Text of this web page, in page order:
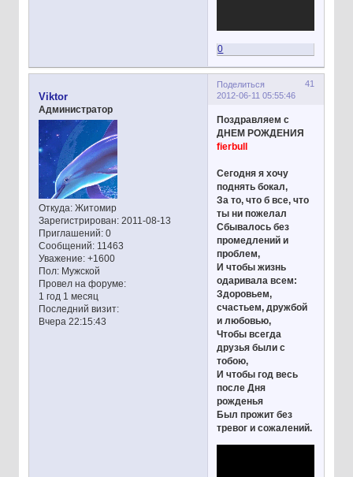
0
Поделиться
41
2012-06-11 05:55:46
Viktor
Администратор
Откуда:Житомир
Зарегистрирован: 2011-08-13
Приглашений:0
Сообщений:11463
Уважение: +1600
Пол:Мужской
Провел на форуме:
1 год 1 месяц
Последний визит:
Вчера 22:15:43
Поздравляем с
ДНЕМ РОЖДЕНИЯ
fierbull
Сегодня я хочу
поднять бокал,
За то, что б все, что
ты ни пожелал
Сбывалось без
промедлений и
проблем,
И чтобы жизнь
одаривала всем:
Здоровьем,
счастьем, дружбой
и любовью,
Чтобы всегда
друзья были с
тобою,
И чтобы год весь
после Дня
рожденья
Был прожит без
тревог и сожалений.